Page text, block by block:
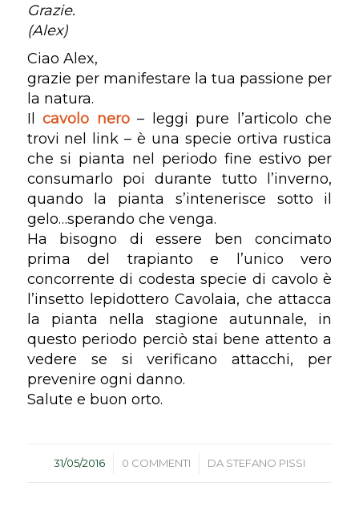
Grazie.
(Alex)
Ciao Alex,
grazie per manifestare la tua passione per
la natura.
Ilcavolo nero– leggi pure l’articolo che
trovi nel link – è una specie ortiva rustica
che si pianta nel periodo fine estivo per
consumarlo poi durante tutto l’inverno,
quando la pianta s’intenerisce sotto il
gelo…sperando che venga.
Ha bisogno di essere ben concimato
prima del trapianto e l’unico vero
concorrente di codesta specie di cavolo è
l’insetto lepidottero Cavolaia, che attacca
la pianta nella stagione autunnale, in
questo periodo perciò stai bene attento a
vedere se si verificano attacchi, per
prevenire ogni danno.
Salute e buon orto.
31/05/2016
/ 0 COMMENTI
/ DA STEFANO PISSI